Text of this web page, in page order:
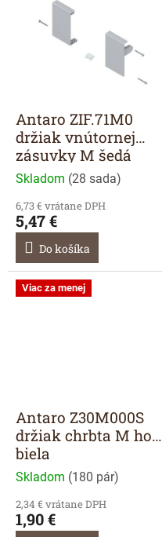
Antaro ZIF.71M0
držiak vnútornej
zásuvky M šedá
Skladom (28 sada)
6,73 € vrátane DPH
5,47 €
Do košíka
Viac za menej
Antaro Z30M000S
držiak chrbta M hod.
biela
Skladom (180 pár)
2,34 € vrátane DPH
1,90 €